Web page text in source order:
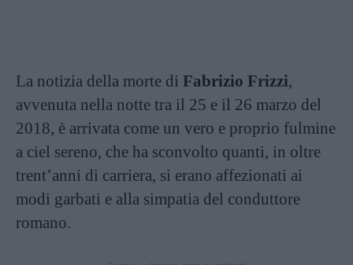
La notizia della morte di Fabrizio Frizzi,
avvenuta nella notte tra il 25 e il 26 marzo del
2018, è arrivata come un vero e proprio fulmine
a ciel sereno, che ha sconvolto quanti, in oltre
trent’anni di carriera, si erano affezionati ai
modi garbati e alla simpatia del conduttore
romano.